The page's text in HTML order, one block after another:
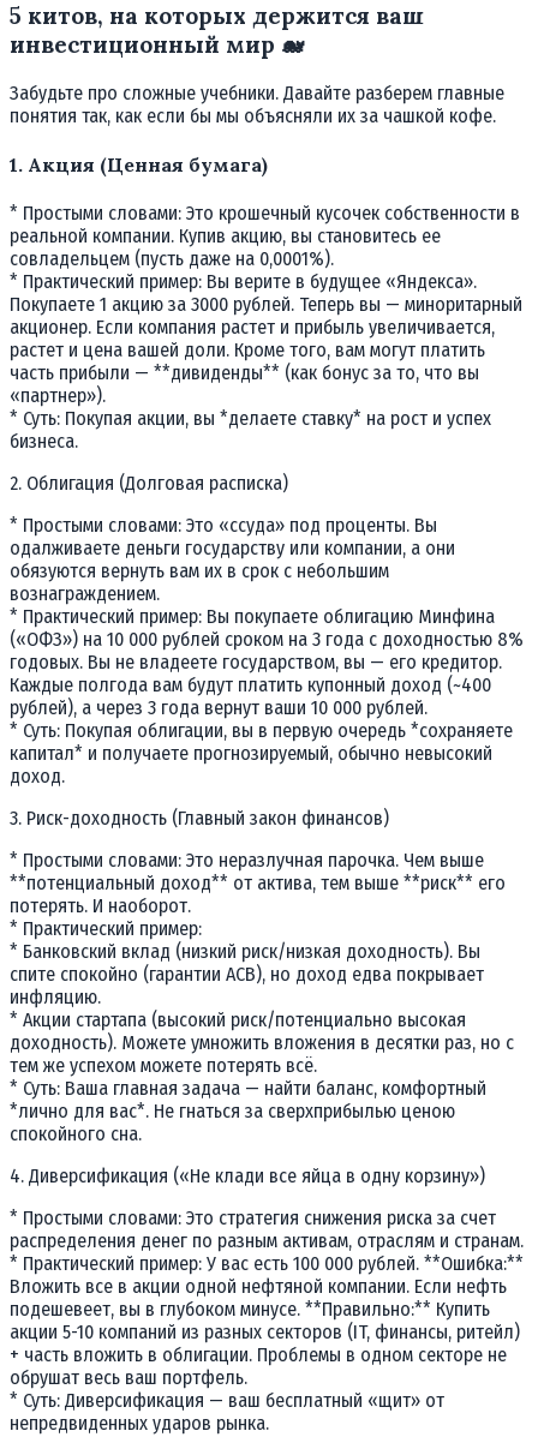
5 китов, на которых держится ваш
инвестиционный мир 🐋
Забудьте про сложные учебники. Давайте разберем главные
понятия так, как если бы мы объясняли их за чашкой кофе.
1. Акция (Ценная бумага)
* Простыми словами: Это крошечный кусочек собственности в
реальной компании. Купив акцию, вы становитесь ее
совладельцем (пусть даже на 0,0001%).
* Практический пример: Вы верите в будущее «Яндекса».
Покупаете 1 акцию за 3000 рублей. Теперь вы — миноритарный
акционер. Если компания растет и прибыль увеличивается,
растет и цена вашей доли. Кроме того, вам могут платить
часть прибыли — **дивиденды** (как бонус за то, что вы
«партнер»).
* Суть: Покупая акции, вы *делаете ставку* на рост и успех
бизнеса.
2. Облигация (Долговая расписка)
* Простыми словами: Это «ссуда» под проценты. Вы
одалживаете деньги государству или компании, а они
обязуются вернуть вам их в срок с небольшим
вознаграждением.
* Практический пример: Вы покупаете облигацию Минфина
(«ОФЗ») на 10 000 рублей сроком на 3 года с доходностью 8%
годовых. Вы не владеете государством, вы — его кредитор.
Каждые полгода вам будут платить купонный доход (~400
рублей), а через 3 года вернут ваши 10 000 рублей.
* Суть: Покупая облигации, вы в первую очередь *сохраняете
капитал* и получаете прогнозируемый, обычно невысокий
доход.
3. Риск-доходность (Главный закон финансов)
* Простыми словами: Это неразлучная парочка. Чем выше
**потенциальный доход** от актива, тем выше **риск** его
потерять. И наоборот.
* Практический пример:
* Банковский вклад (низкий риск/низкая доходность). Вы
спите спокойно (гарантии АСВ), но доход едва покрывает
инфляцию.
* Акции стартапа (высокий риск/потенциально высокая
доходность). Можете умножить вложения в десятки раз, но с
тем же успехом можете потерять всё.
* Суть: Ваша главная задача — найти баланс, комфортный
*лично для вас*. Не гнаться за сверхприбылью ценою
спокойного сна.
4. Диверсификация («Не клади все яйца в одну корзину»)
* Простыми словами: Это стратегия снижения риска за счет
распределения денег по разным активам, отраслям и странам.
* Практический пример: У вас есть 100 000 рублей. **Ошибка:**
Вложить все в акции одной нефтяной компании. Если нефть
подешевеет, вы в глубоком минусе. **Правильно:** Купить
акции 5-10 компаний из разных секторов (IT, финансы, ритейл)
+ часть вложить в облигации. Проблемы в одном секторе не
обрушат весь ваш портфель.
* Суть: Диверсификация — ваш бесплатный «щит» от
непредвиденных ударов рынка.